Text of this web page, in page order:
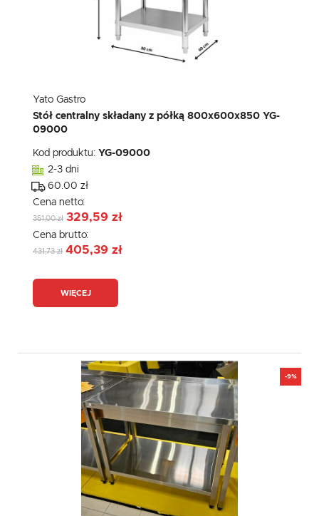
Yato Gastro
Stół centralny składany z półką 800x600x850 YG-
09000
Kod produktu: YG-09000
2-3 dni
60.00 zł
Cena netto:
351,00 zł 329,59 zł
Cena brutto:
431,73 zł 405,39 zł
WIĘCEJ
-9%